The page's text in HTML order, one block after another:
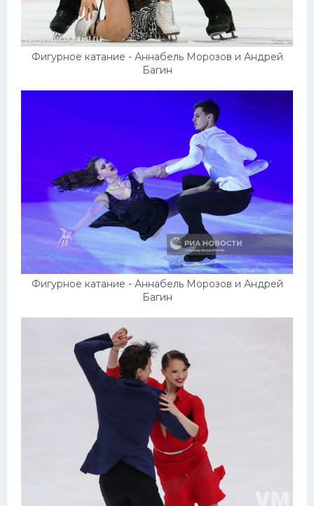
Фигурное катание - Аннабель Морозов и Андрей
Багин
Фигурное катание - Аннабель Морозов и Андрей
Багин